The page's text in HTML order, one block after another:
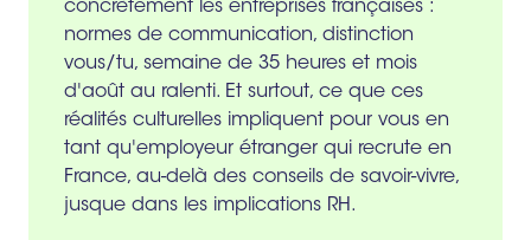
concrètement les entreprises françaises :
normes de communication, distinction
vous/tu, semaine de 35 heures et mois
d'août au ralenti. Et surtout, ce que ces
réalités culturelles impliquent pour vous en
tant qu'employeur étranger qui recrute en
France, au-delà des conseils de savoir-vivre,
jusque dans les implications RH.